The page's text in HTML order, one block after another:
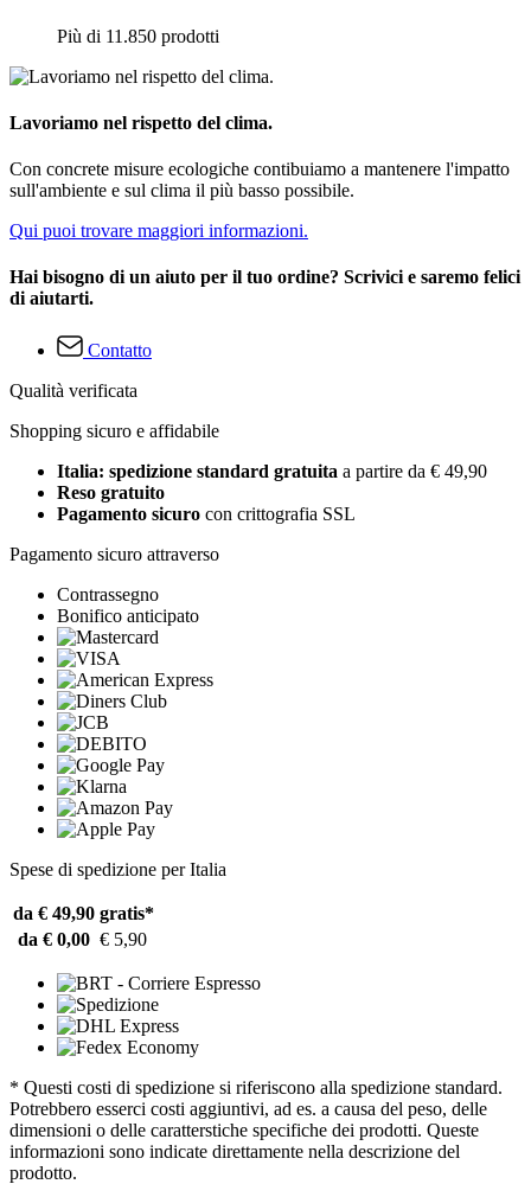
Più di 11.850 prodotti
Lavoriamo nel rispetto del clima.
Con concrete misure ecologiche contibuiamo a mantenere l'impatto
sull'ambiente e sul clima il più basso possibile.
Qui puoi trovare maggiori informazioni.
Hai bisogno di un aiuto per il tuo ordine? Scrivici e saremo felici
di aiutarti.
Contatto
Qualità verificata
Shopping sicuro e affidabile
Italia: spedizione standard gratuita a partire da € 49,90
Reso gratuito
Pagamento sicuro con crittografia SSL
Pagamento sicuro attraverso
Contrassegno
Bonifico anticipato
Spese di spedizione per Italia
da € 49,90 gratis*
da € 0,00 € 5,90
* Questi costi di spedizione si riferiscono alla spedizione standard.
Potrebbero esserci costi aggiuntivi, ad es. a causa del peso, delle
dimensioni o delle caratterstiche specifiche dei prodotti. Queste
informazioni sono indicate direttamente nella descrizione del
prodotto.